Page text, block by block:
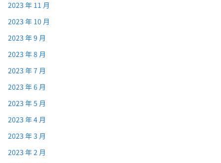
2023 年 11 月
2023 年 10 月
2023 年 9 月
2023 年 8 月
2023 年 7 月
2023 年 6 月
2023 年 5 月
2023 年 4 月
2023 年 3 月
2023 年 2 月